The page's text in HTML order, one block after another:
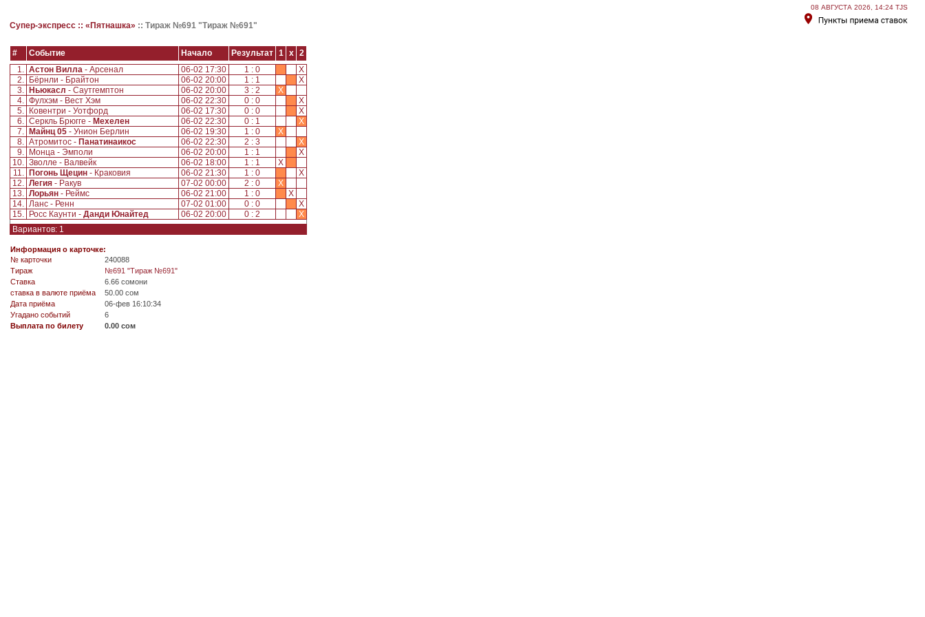
08 АВГУСТА 2026, 14:24 TJS
Супер-экспресс :: «Пятнашка» :: Тираж №691 "Тираж №691"
# Событие Начало Результат 1 x
2
1. Астон Вилла - Арсенал 06-02 17:30 1 : 0
X
2.
Бёрнли - Брайтон 06-02 20:00 1 : 1
X
3.
Ньюкасл - Саутгемптон 06-02 20:00 3 : 2
X
4. Фулхэм - Вест Хэм 06-02 22:30 0 : 0
X
5.
Ковентри - Уотфорд 06-02 17:30 0 : 0
X
6. Серкль Брюгге - Мехелен 06-02 22:30 0 : 1
X
7.
Майнц 05 - Унион Берлин 06-02 19:30 1 : 0
X
8. Атромитос - Панатинаикос 06-02 22:30 2 : 3
X
9.
Монца - Эмполи 06-02 20:00 1 : 1
X
10. Зволле - Валвейк 06-02 18:00 1 : 1
X
11.
Погонь Щецин - Краковия 06-02 21:30 1 : 0
X
12. Легия - Ракув 07-02 00:00 2 : 0
X
13. Лорьян - Реймс 06-02 21:00 1 : 0
X
14. Ланс - Ренн 07-02 01:00 0 : 0
X
15.
Росс Каунти - Данди Юнайтед 06-02 20:00 0 : 2
X
Вариантов: 1
Информация о карточке:
№ карточки
240088
Tираж
№691 "Тираж №691"
Ставка
6.66 сомони
ставка в валюте приёма
50.00 сом
Дата приёма
06-фев 16:10:34
Угадано событий
6
Выплата по билету
0.00 сом